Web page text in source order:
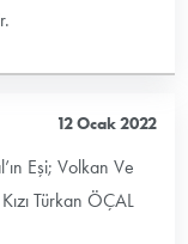
12 Ocak 2022
Eşi; Volkan Ve
Türkan ÖÇAL